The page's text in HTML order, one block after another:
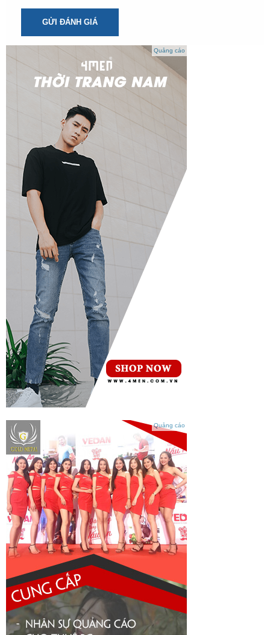
GỬI ĐÁNH GIÁ
Quảng cáo
Quảng cáo